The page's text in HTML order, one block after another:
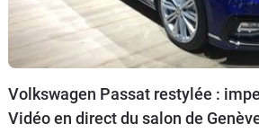
Services
Forum
Volkswagen Passat restylée :
Vidéo en direct du salon de